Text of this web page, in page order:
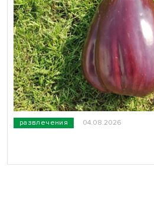
развлечения 04.08.2026